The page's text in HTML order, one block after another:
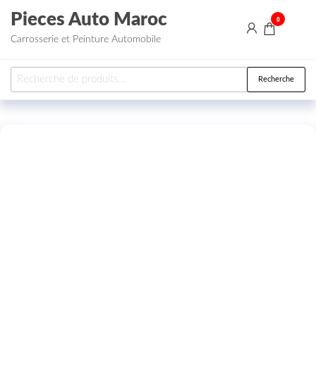
Aller au contenu
Pieces Auto Maroc
Carrosserie et Peinture Automobile
0
Recherche pour : Recherche